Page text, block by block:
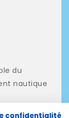
du
nautique
confidentialité